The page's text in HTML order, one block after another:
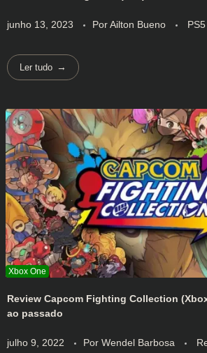
junho 13, 2023 PorAilton Bueno PS5
Ler tudo
Review Capcom Fighting Collection
ao passado
julho 9, 2022 Por Wendel Barbosa